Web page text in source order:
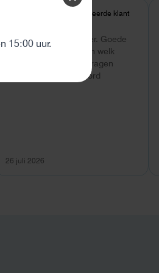
Geverifieerde klant
Super service tot zo ver. Goede
hulp met uitzoeken van welk
systeem geschikt is. Vragen
worden snel beantwoord
26 juli 2026
15:00 uur.